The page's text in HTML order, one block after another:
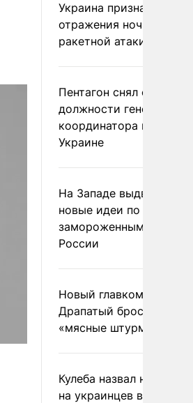
Украина признала
отражения ночной
ракетной атаки
Пентагон снял с
должности генерала-
координатора помощи
Украине
На Западе выдвинули
новые идеи по
замороженным
России
Новый главком ВСУ
Драпатый бросил
«мясные штурмы»
Кулеба назвал
на украинцев в Польше